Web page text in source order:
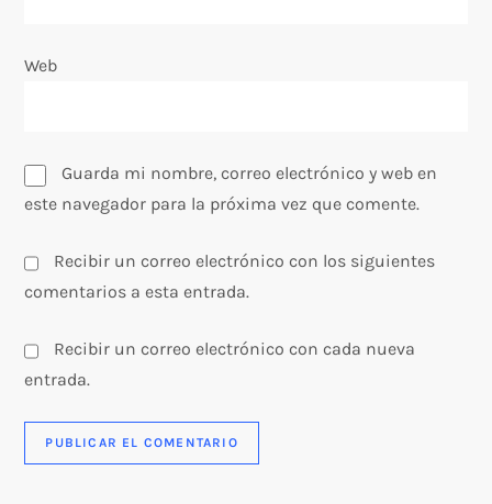
d
s
Web
Guarda mi nombre, correo electrónico y web en
este navegador para la próxima vez que comente.
Recibir un correo electrónico con los siguientes
comentarios a esta entrada.
Recibir un correo electrónico con cada nueva
entrada.